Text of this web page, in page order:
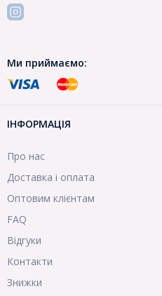
Ми приймаємо:
ІНФОРМАЦІЯ
Про нас
Доставка і оплата
Оптовим клієнтам
FAQ
Відгуки
Контакти
Знижки